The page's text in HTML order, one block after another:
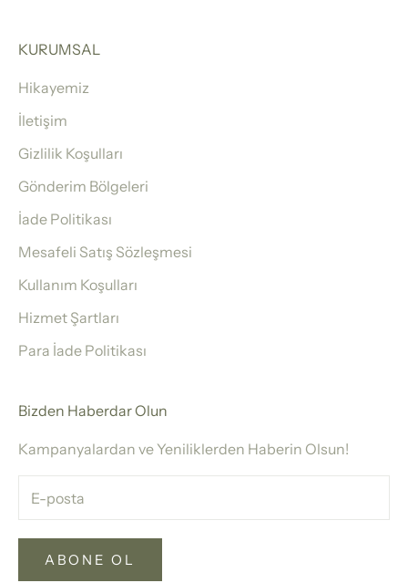
KURUMSAL
Hikayemiz
İletişim
Gizlilik Koşulları
Gönderim Bölgeleri
İade Politikası
Mesafeli Satış Sözleşmesi
Kullanım Koşulları
Hizmet Şartları
Para İade Politikası
Bizden Haberdar Olun
Kampanyalardan ve Yeniliklerden Haberin Olsun!
ABONE OL